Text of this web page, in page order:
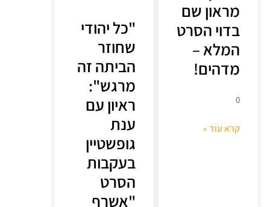
מראון שם
בדוי הסרט
המלא –
מדהים!
0
קרא עוד »
"כל יהודי
שחוזר
הביתה זה
מרגש":
ראיון עם
ענת
גופשטיין
בעקבות
הסרט
"אשרף